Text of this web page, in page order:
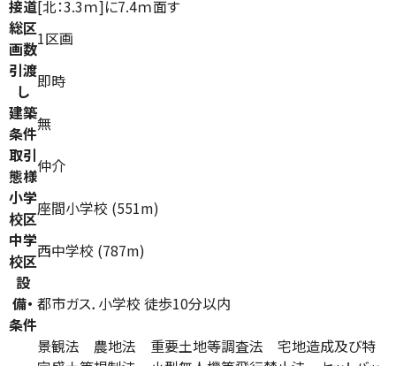
接道[北：3.3ｍ]に7.4ｍ面す
総区
画数1区画
引渡
し 即時
建築
条件無
取引
態様仲介
小学
校区座間小学校 (551m)
中学
校区西中学校 (787m)
設
備・
条件
都市ガス．小学校 徒歩10分以内
景観法 農地法 重要土地等調査法 宅地造成及び特